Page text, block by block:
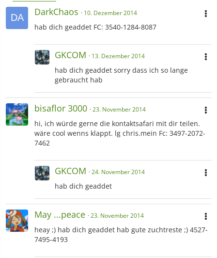
DarkChaos 10. Dezember 2014
hab dich geaddet FC: 3540-1284-8087
GKCOM 13. Dezember 2014
hab dich geaddet sorry dass ich so lange
gebraucht hab
bisaflor 3000 23. November 2014
hi, ich würde gerne die kontaktsafari mit dir teilen.
wäre cool wenns klappt. lg chris.mein Fc: 3497-2072-
7462
GKCOM 24. November 2014
hab dich geaddet
May ...peace 23. November 2014
heay ;) hab dich geaddet hab gute zuchtreste ;) 4527-
7495-4193